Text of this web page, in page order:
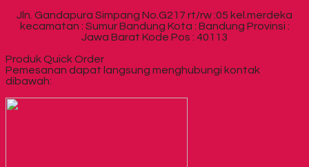
Jln. Gandapura Simpang No.G217 rt/rw :05 kel.merdeka
kecamatan : Sumur Bandung Kota : Bandung Provinsi :
Jawa Barat Kode Pos : 40113
Produk Quick Order
Pemesanan dapat langsung menghubungi kontak
dibawah: